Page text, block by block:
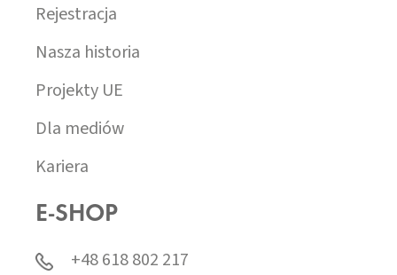
Rejestracja
Nasza historia
Projekty UE
Dla mediów
Kariera
E-SHOP
+48 618 802 217